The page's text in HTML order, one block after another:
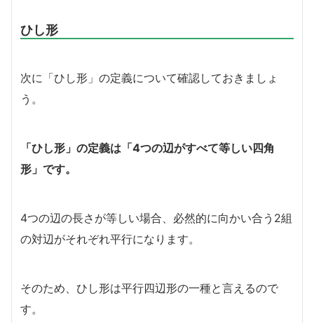
ひし形
次に「ひし形」の定義について確認しておきましょ
う。
「ひし形」の定義は「4つの辺がすべて等しい四角
形」です。
4つの辺の長さが等しい場合、必然的に向かい合う2組
の対辺がそれぞれ平行になります。
そのため、ひし形は平行四辺形の一種と言えるので
す。